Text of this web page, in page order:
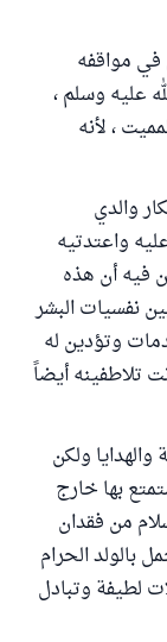
في مواقفه
عليه وسلم ،
، لأنه
والدي
واعتدتيه
فيه أن هذه
نفسيات البشر
وتؤدين له
تلاطفينه أيضاً
ولكن
بها خارج
من فقدان
بالولد الحرام
لطيفة وتبادل